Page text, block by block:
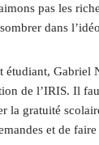
pas les
dans
étudiant, Gabriel
de l’IRIS. Il
la gratuité
et de